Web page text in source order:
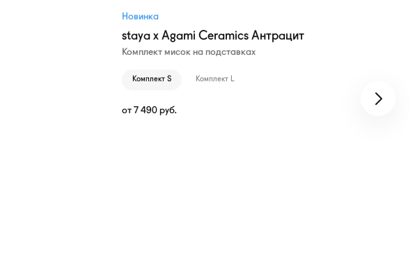
Новинка
staya x Agami Ceramics Антрацит
Комплект мисок на подставках
Комплект S Комплект L
от 7 490 руб.